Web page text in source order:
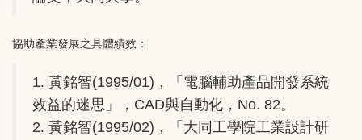
協助產業發展之具體績效：
1. 黃銘智(1995/01)，「電腦輔助產品開發系統
效益的迷思」，CAD與自動化，No. 82。
2. 黃銘智(1995/02)，「大同工學院工業設計研